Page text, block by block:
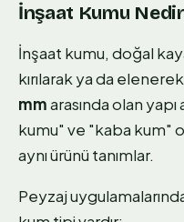
İnşaat Kumu
İnşaat kumu, doğal
kırılarak ya da
mmarasında olan
kumu" ve "kaba kum"
aynı ürünü tanımlar.
Peyzaj uygulamalarında